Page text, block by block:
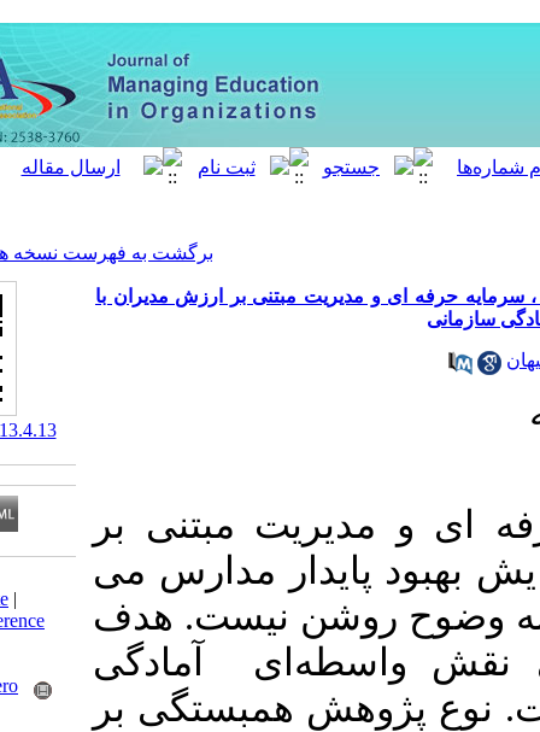
برگشت به فهرست نسخه ها
مبتنی بر ارزش مدیران با
مبتنی بر
مدارس می
نیست. هدف
آمادگی
همبستگی بر
Download citation:
BibTeX
EndNote
Medlars
ProCite| Reference
RefWorks
Send citation to:
Mendeley
Zotero